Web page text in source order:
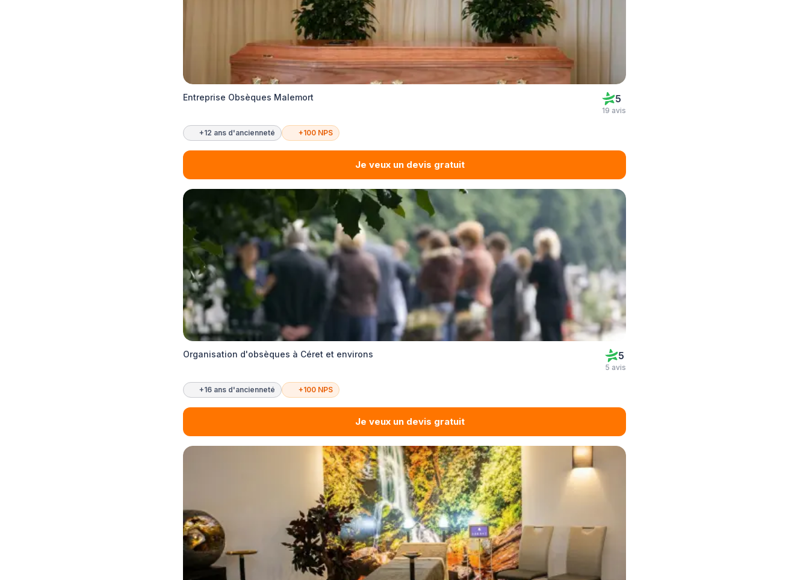
Entreprise Obsèques Malemort 5
19 avis
+12 ans d'ancienneté +100 NPS
Je veux un devis gratuit
Organisation d'obsèques à Céret et environs 5
5 avis
+16 ans d'ancienneté +100 NPS
Je veux un devis gratuit